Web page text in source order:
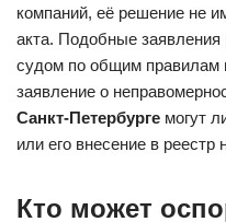
компаний, её решение не
акта. Подобные
судом по общим правилам
заявление о
Санкт-Петербурге могут
или его внесение в реестр
Кто может